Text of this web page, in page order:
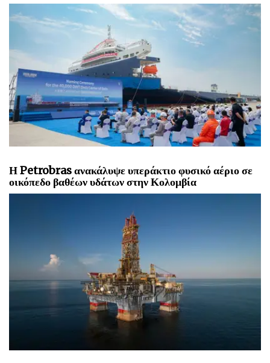
Η Petrobras ανακάλυψε υπεράκτιο φυσικό αέριο σε
οικόπεδο βαθέων υδάτων στην Κολομβία